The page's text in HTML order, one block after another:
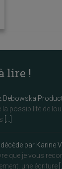
lire !
Debowska
la possibilité de
par Karine
que je vous
une écriture